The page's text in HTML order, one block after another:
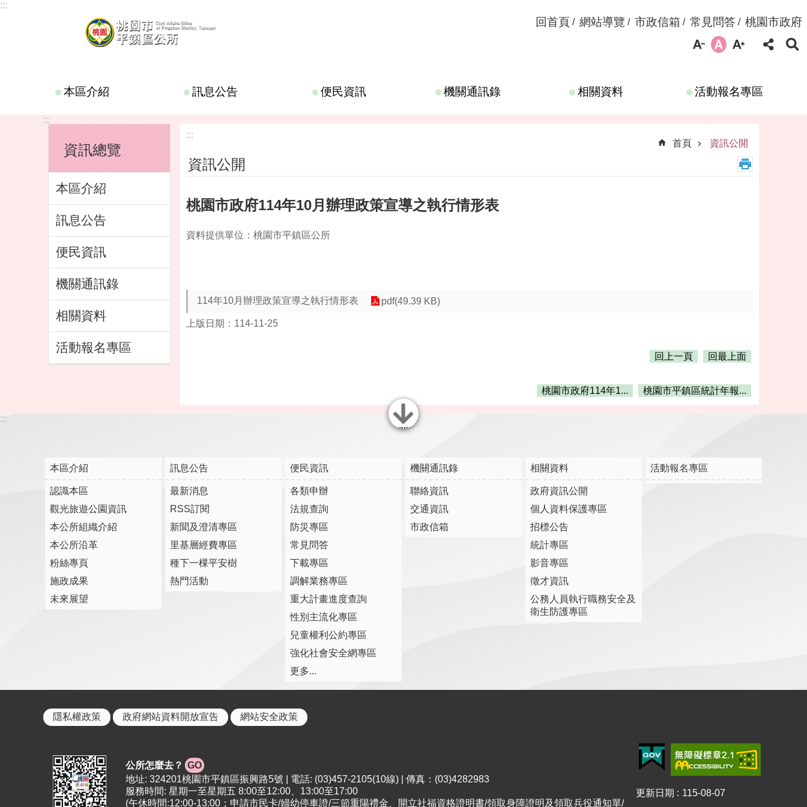
跳到主要內容區塊
:::
回首頁 網站導覽 市政信箱 常見問答 桃園市政府
本區介紹 訊息公告 便民資訊 機關通訊錄 相關資料 活動報名專區
:::
資訊總覽
本區介紹
訊息公告
便民資訊
機關通訊錄
相關資料
活動報名專區
:::
首頁
資訊公開
資訊公開
桃園市政府114年10月辦理政策宣導之執行情形表
資料提供單位：桃園市平鎮區公所
114年10月辦理政策宣導之執行情形表 pdf(49.39 KB)
上版日期：114-11-25
回上一頁 回最上面
桃園市政府114年1... 桃園市平鎮區統計年報...
關閉
:::
本區介紹
認識本區
觀光旅遊公園資訊
本公所組織介紹
本公所沿革
粉絲專頁
施政成果
未來展望
訊息公告
最新消息
RSS訂閱
新聞及澄清專區
里基層經費專區
種下一棵平安樹
熱門活動
便民資訊
各類申辦
法規查詢
防災專區
常見問答
下載專區
調解業務專區
重大計畫進度查詢
性別主流化專區
兒童權利公約專區
強化社會安全網專區
更多...
機關通訊錄
聯絡資訊
交通資訊
市政信箱
相關資料
政府資訊公開
個人資料保護專區
招標公告
統計專區
影音專區
徵才資訊
公務人員執行職務安全及
衛生防護專區
活動報名專區
隱私權政策 政府網站資料開放宣告 網站安全政策
公所怎麼去？
GO
地址: 324201桃園市平鎮區振興路5號 | 電話: (03)457-2105(10線) | 傳真：(03)4282983
服務時間: 星期一至星期五 8:00至12:00、13:00至17:00
(午休時間:12:00-13:00；申請市民卡/婦幼停車證/三節重陽禮金、開立社福資格證明書/領取身障證明及領取兵役通知單/
更新日期 115-08-07